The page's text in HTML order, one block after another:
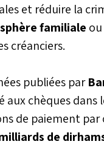
et réduire la
familiale
créanciers.
publiées par
chèques
de paiement
de